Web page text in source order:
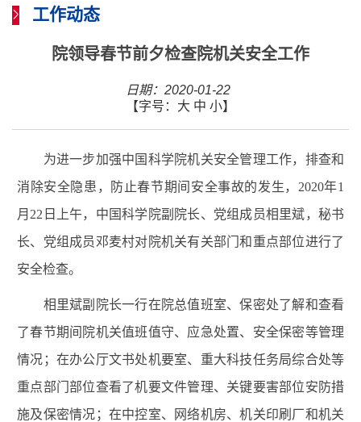
工作动态
院领导春节前夕检查院机关安全工作
日期：2020-01-22
【字号： 大 中 小】
为进一步加强中国科学院机关安全管理工作，排查和
消除安全隐患，防止春节期间安全事故的发生， 2020年1
月 22 日上午，中国科学院副院长、党组成员相里斌，秘书
长、党组成员邓麦村对院机关有关部门和重点部位进行了
安全检查。
相里斌副院长一行在院总值班室、保密处了解和查看
了春节期间院机关值班值守、应急处置、安全保密等管理
情况；在办公厅文书处机要室、重大科技任务局综合处等
重点部门部位查看了机要文件管理、关键要害部位安防措
施及保密情况；在中控室、网络机房、机关印刷厂和机关